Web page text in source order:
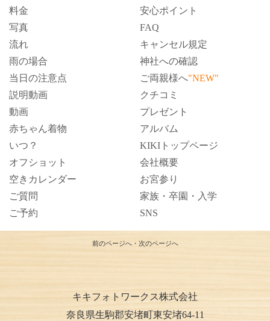
料金
写真
流れ
雨の場合
当日の注意点
説明動画
動画
赤ちゃん着物
いつ？
オフショット
空きカレンダー
ご質問
ご予約
安心ポイント
FAQ
キャンセル規定
神社への確認
ご両親様へ"NEW"
クチコミ
プレゼント
アルバム
KIKIトップページ
会社概要
お宮参り
家族・卒園・入学
SNS
前のページへ・ 次のページへ
キキフォトワークス株式会社
奈良県生駒郡安堵町東安堵64-11